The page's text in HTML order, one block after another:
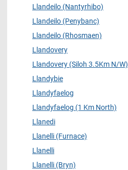
Llandeilo (Nantyrhibo)
Llandeilo (Penybanc)
Llandeilo (Rhosmaen)
Llandovery
Llandovery (Siloh 3.5Km N/W)
Llandybie
Llandyfaelog
Llandyfaelog (1 Km North)
Llanedi
Llanelli (Furnace)
Llanelli
Llanelli (Bryn)